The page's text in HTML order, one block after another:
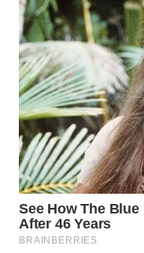
WN
MANDALIKA
WN
LIKUPANG
WN
LABUANBAJO
WN
BORNEO